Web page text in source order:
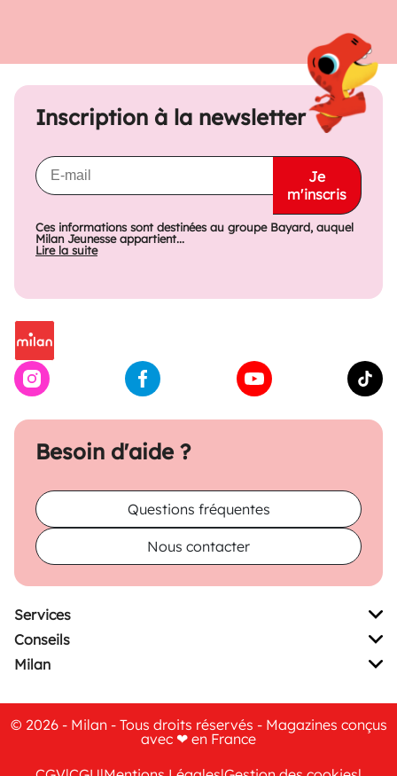
Besoin d'aide ?
Questions fréquentes
Nous contacter
Inscription à la newsletter
Je
m'inscris
Ces informations sont destinées au groupe Bayard, auquel
Milan Jeunesse appartient...
Lire la suite
Services
Conseils
Milan
© 2026 - Milan - Tous droits réservés - Magazines conçus
avec ❤ en France